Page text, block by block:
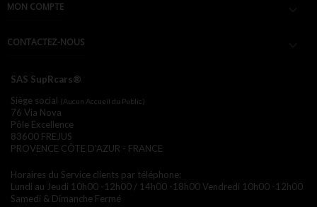
MON COMPTE
CONTACTEZ-NOUS
SAS SupRcars®
Siège social (Aucun Accueil du Public)
76 Via Nova
Pôle Excellence
83600 FREJUS
PROVENCE CÔTE D'AZUR - FRANCE
Horaires du Service clients par téléphone:
Lundi au Jeudi 10h00 -12h00 / 14h00 -18h00Vendredi 10h00 -12h00
Samedi & Dimanche Fermé